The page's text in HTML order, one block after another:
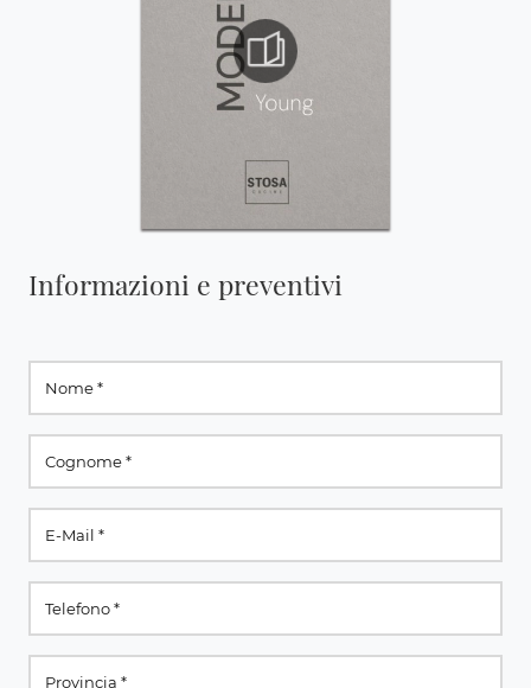
Informazioni e preventivi